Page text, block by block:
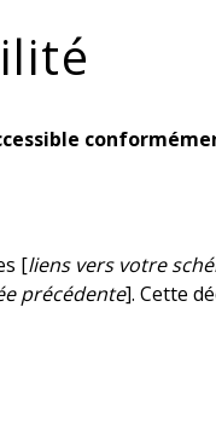
[liens vers votre
précédente]. Cette